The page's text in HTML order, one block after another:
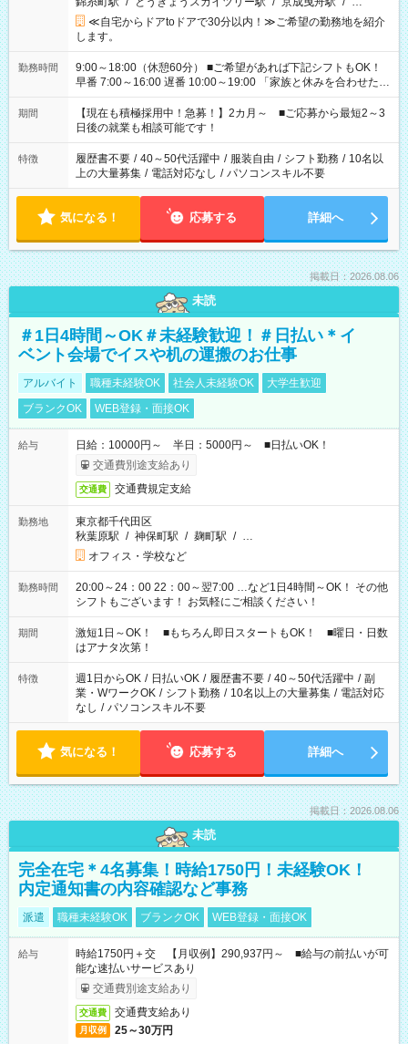
≪自宅からドアtoドアで30分以内！≫ご希望の勤務地を紹介
します。
勤務時間
9:00～18:00（休憩60分） ■ご希望があれば下記シフトもOK！
早番 7:00～16:00 遅番 10:00～19:00 「家族と休みを合わせた
い」 「余裕を持って夕飯の準備がしたい」 「できれば残業はし
たくない」 など、ご希望を教えてくださいね。 ※Wワーク希望
の方へ 今ご覧のお仕事で希望する勤務時間と、もう1つのお仕事
の勤務時間。 合計で週40時間を超える場合は応募できません。
期間
【現在も積極採用中！急募！】2カ月～ ■ご応募から最短2～3
日後の就業も相談可能です！
特徴 履歴書不要 / 40～50代活躍中 / 服装自由 / シフト勤務 / 10名以
上の大量募集 / 電話対応なし / パソコンスキル不要
気になる！ 応募する 詳細へ
掲載日：2026.08.06
未読
＃1日4時間～OK＃未経験歓迎！＃日払い＊イ
ベント会場でイスや机の運搬のお仕事
アルバイト 職種未経験OK 社会人未経験OK
大学生歓迎
ブランクOK
WEB登録・面接OK
給与
日給：10000円～ 半日：5000円～ ■日払いOK！
交通費別途支給あり
交通費 交通費規定支給
勤務地
東京都千代田区
秋葉原駅 / 神保町駅 / 麹町駅 / …
オフィス・学校など
勤務時間
20:00～24：00 22：00～翌7:00 …など1日4時間～OK！ その他
シフトもございます！ お気軽にご相談ください！
期間
激短1日～OK！ ■もちろん即日スタートもOK！ ■曜日・日数
はアナタ次第！
特徴 週1日からOK / 日払いOK / 履歴書不要 / 40～50代活躍中 / 副
業・WワークOK / シフト勤務 / 10名以上の大量募集 / 電話対応
なし / パソコンスキル不要
気になる！ 応募する 詳細へ
掲載日：2026.08.06
未読
完全在宅＊4名募集！時給1750円！未経験OK！
内定通知書の内容確認など事務
派遣 職種未経験OK ブランクOK WEB登録・面接OK
給与
時給1750円＋交 【月収例】290,937円～ ■給与の前払いが可
能な速払いサービスあり
交通費別途支給あり
交通費 交通費支給あり
月収例 25～30万円